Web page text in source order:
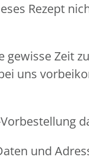
Rezept
gewisse Zeit
uns
und